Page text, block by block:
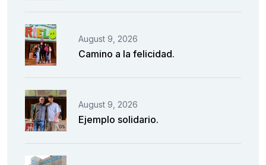
August 9, 2026
Camino a la felicidad.
August 9, 2026
Ejemplo solidario.